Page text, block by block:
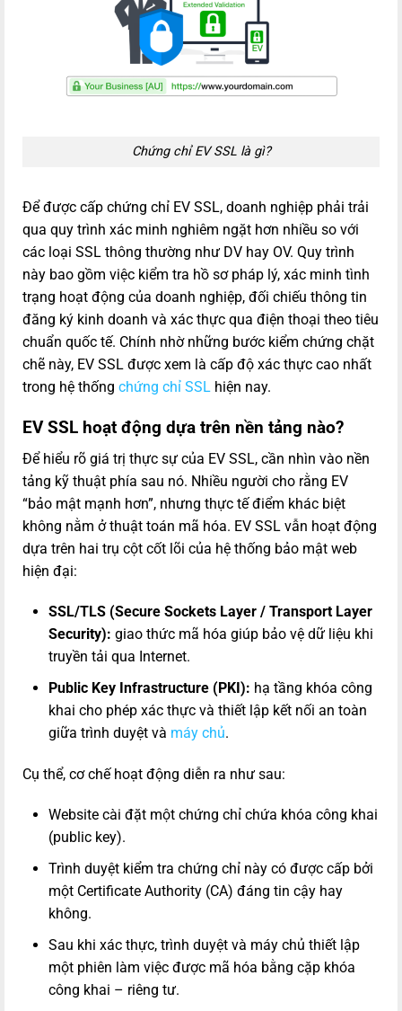
Chứng chỉ EV SSL là gì?
Để được cấp chứng chỉ EV SSL, doanh nghiệp phải trải
qua quy trình xác minh nghiêm ngặt hơn nhiều so với
các loại SSL thông thường như DV hay OV. Quy trình
này bao gồm việc kiểm tra hồ sơ pháp lý, xác minh tình
trạng hoạt động của doanh nghiệp, đối chiếu thông tin
đăng ký kinh doanh và xác thực qua điện thoại theo tiêu
chuẩn quốc tế. Chính nhờ những bước kiểm chứng chặt
chẽ này, EV SSL được xem là cấp độ xác thực cao nhất
trong hệ thống chứng chỉ SSL hiện nay.
EV SSL hoạt động dựa trên nền tảng nào?
Để hiểu rõ giá trị thực sự của EV SSL, cần nhìn vào nền
tảng kỹ thuật phía sau nó. Nhiều người cho rằng EV
“bảo mật mạnh hơn”, nhưng thực tế điểm khác biệt
không nằm ở thuật toán mã hóa. EV SSL vẫn hoạt động
dựa trên hai trụ cột cốt lõi của hệ thống bảo mật web
hiện đại:
SSL/TLS (Secure Sockets Layer / Transport Layer
Security): giao thức mã hóa giúp bảo vệ dữ liệu khi
truyền tải qua Internet.
Public Key Infrastructure (PKI): hạ tầng khóa công
khai cho phép xác thực và thiết lập kết nối an toàn
giữa trình duyệt và máy chủ.
Cụ thể, cơ chế hoạt động diễn ra như sau:
Website cài đặt một chứng chỉ chứa khóa công khai
(public key).
Trình duyệt kiểm tra chứng chỉ này có được cấp bởi
một Certificate Authority (CA) đáng tin cậy hay
không.
Sau khi xác thực, trình duyệt và máy chủ thiết lập
một phiên làm việc được mã hóa bằng cặp khóa
công khai – riêng tư.